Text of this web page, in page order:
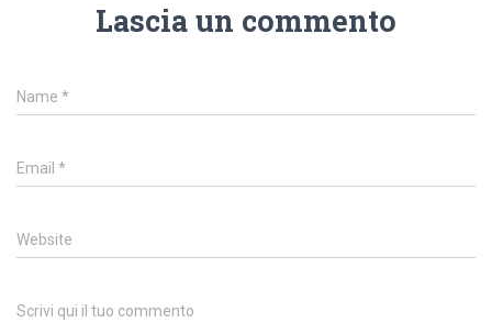
Lascia un commento
Name *
Email *
Website
Scrivi qui il tuo commento